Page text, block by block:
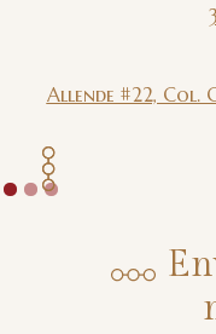
Allende #22, Col.